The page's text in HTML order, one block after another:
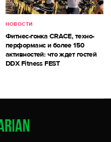
НОВОСТИ
Фитнес-гонка CRACE, техно-
перформанс и более 150
активностей: что ждет гостей
DDX Fitness FEST